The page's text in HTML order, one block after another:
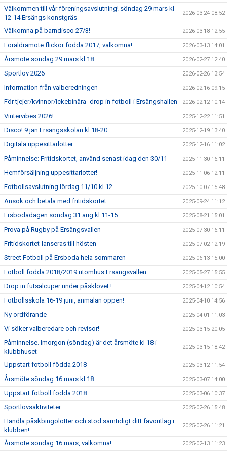
Välkommen till vår föreningsavslutning! söndag 29 mars kl
12-14 Ersängs konstgräs
2026-03-24 08:52
Välkomna på barndisco 27/3! 2026-03-18 12:55
Föräldramöte flickor födda 2017, välkomna! 2026-03-13 14:01
Årsmöte söndag 29 mars kl 18 2026-02-27 12:40
Sportlov 2026 2026-02-26 13:54
Information från valberedningen 2026-02-16 09:15
För tjejer/kvinnor/ickebinära- drop in fotboll i Ersängshallen 2026-02-12 10:14
Vintervibes 2026! 2025-12-22 11:51
Disco! 9 jan Ersängsskolan kl 18-20 2025-12-19 13:40
Digitala uppesittarlotter 2025-12-16 11:02
Påminnelse: Fritidskortet, använd senast idag den 30/11 2025-11-30 16:11
Hemförsäljning uppesittarlotter! 2025-11-06 12:11
Fotbollsavslutning lördag 11/10 kl 12 2025-10-07 15:48
Ansök och betala med fritidskortet 2025-09-24 11:12
Ersbodadagen söndag 31 aug kl 11-15 2025-08-21 15:01
Prova på Rugby på Ersängsvallen 2025-07-30 16:11
Fritidskortet-lanseras till hösten 2025-07-02 12:19
Street Fotboll på Ersboda hela sommaren 2025-06-13 15:00
Fotboll födda 2018/2019 utomhus Ersängsvallen 2025-05-27 15:55
Drop in futsalcuper under påsklovet ! 2025-04-12 10:54
Fotbollsskola 16-19 juni, anmälan öppen! 2025-04-10 14:56
Ny ordförande 2025-04-01 11:03
Vi söker valberedare och revisor! 2025-03-15 20:05
Påminnelse. Imorgon (söndag) är det årsmöte kl 18 i
klubbhuset
2025-03-15 18:42
Uppstart fotboll födda 2018 2025-03-12 11:54
Årsmöte söndag 16 mars kl 18 2025-03-07 14:00
Uppstart fotboll födda 2018 2025-03-06 10:37
Sportlovsaktiviteter 2025-02-26 15:48
Handla påskbingolotter och stöd samtidigt ditt favoritlag i
klubben!
2025-02-26 11:21
Årsmöte söndag 16 mars, välkomna! 2025-02-13 11:23